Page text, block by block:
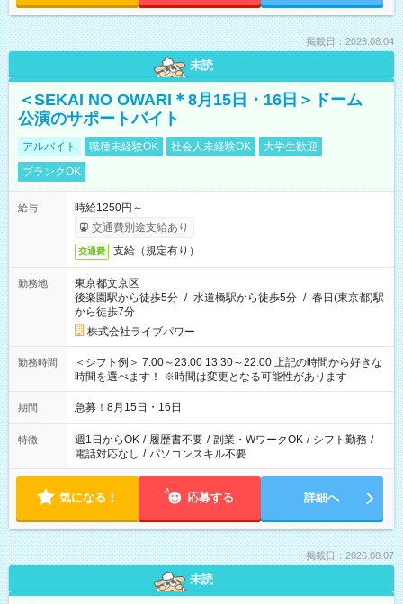
掲載日：2026.08.04
未読
＜SEKAI NO OWARI＊8月15日・16日＞ドーム
公演のサポートバイト
アルバイト 職種未経験OK 社会人未経験OK
大学生歓迎
ブランクOK
給与
時給1250円～
交通費別途支給あり
交通費 支給（規定有り）
勤務地
東京都文京区
後楽園駅から徒歩5分 / 水道橋駅から徒歩5分 / 春日(東京都)駅
から徒歩7分
株式会社ライブパワー
勤務時間
＜シフト例＞ 7:00～23:00 13:30～22:00 上記の時間から好きな
時間を選べます！ ※時間は変更となる可能性があります
期間 急募！8月15日・16日
特徴 週1日からOK / 履歴書不要 / 副業・WワークOK / シフト勤務 /
電話対応なし / パソコンスキル不要
気になる！ 応募する 詳細へ
掲載日：2026.08.07
未読